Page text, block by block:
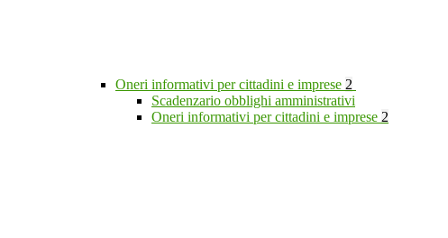
Oneri informativi per cittadini e imprese 2
Scadenzario obblighi amministrativi
Oneri informativi per cittadini e imprese 2